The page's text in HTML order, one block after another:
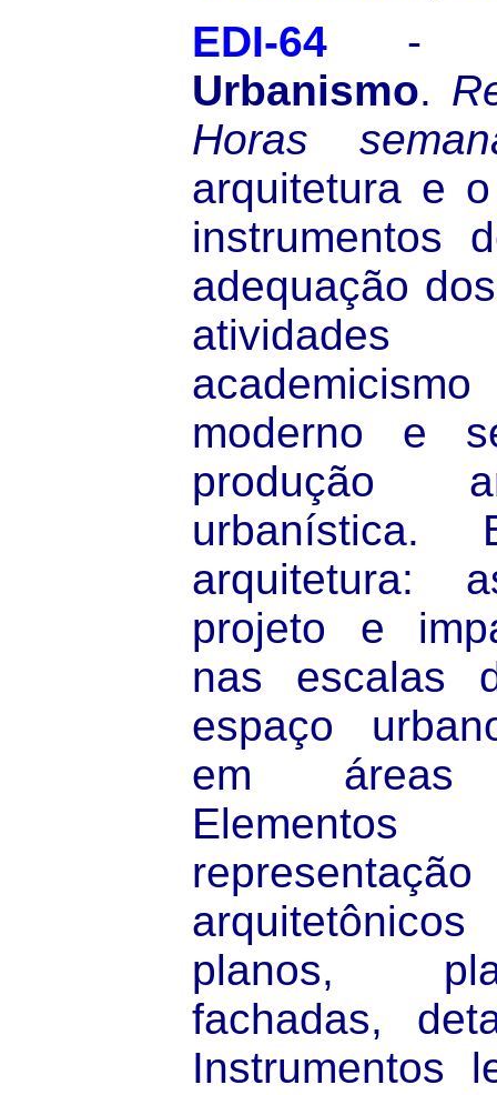
EDI-64
Urbanismo.
Horas
arquitetura e
instrumentos
adequação
atividades
moderno e
produção
urbanística.
arquitetura:
projeto e
nas escalas
espaço
em áreas
planos,
fachadas,
Instrumentos